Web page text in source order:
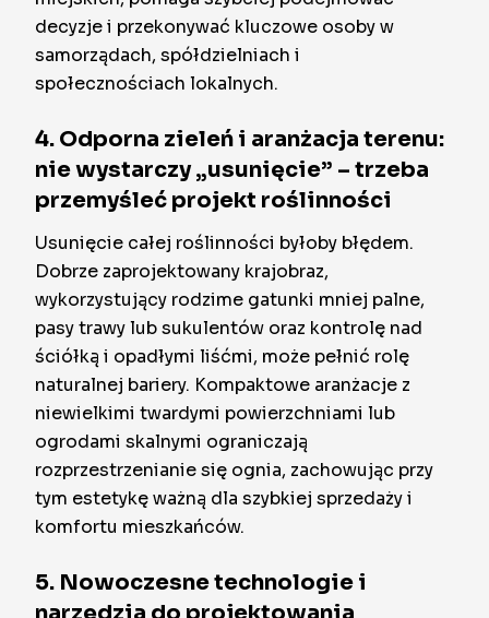
decyzje i przekonywać kluczowe osoby w
samorządach, spółdzielniach i
społecznościach lokalnych.
4. Odporna zieleń i aranżacja terenu:
nie wystarczy „usunięcie” – trzeba
przemyśleć projekt roślinności
Usunięcie całej roślinności byłoby błędem.
Dobrze zaprojektowany krajobraz,
wykorzystujący rodzime gatunki mniej palne,
pasy trawy lub sukulentów oraz kontrolę nad
ściółką i opadłymi liśćmi, może pełnić rolę
naturalnej bariery. Kompaktowe aranżacje z
niewielkimi twardymi powierzchniami lub
ogrodami skalnymi ograniczają
rozprzestrzenianie się ognia, zachowując przy
tym estetykę ważną dla szybkiej sprzedaży i
komfortu mieszkańców.
5. Nowoczesne technologie i